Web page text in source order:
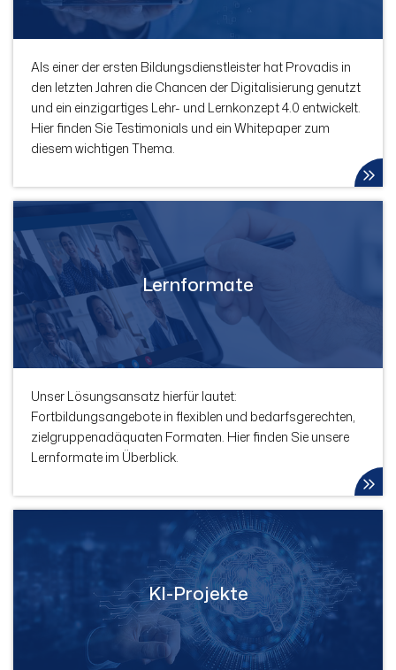
Als einer der ersten Bildungsdienstleister hat Provadis in
den letzten Jahren die Chancen der Digitalisierung genutzt
und ein einzigartiges Lehr- und Lernkonzept 4.0 entwickelt.
Hier finden Sie Testimonials und ein Whitepaper zum
diesem wichtigen Thema.
Lernformate
Unser Lösungsansatz hierfür lautet:
Fortbildungsangebote in flexiblen und bedarfsgerechten,
zielgruppenadäquaten Formaten. Hier finden Sie unsere
Lernformate im Überblick.
KI-Projekte